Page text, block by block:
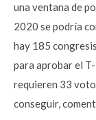
una ventana de
2020 se podría
hay 185
para aprobar el
requieren 33
conseguir,